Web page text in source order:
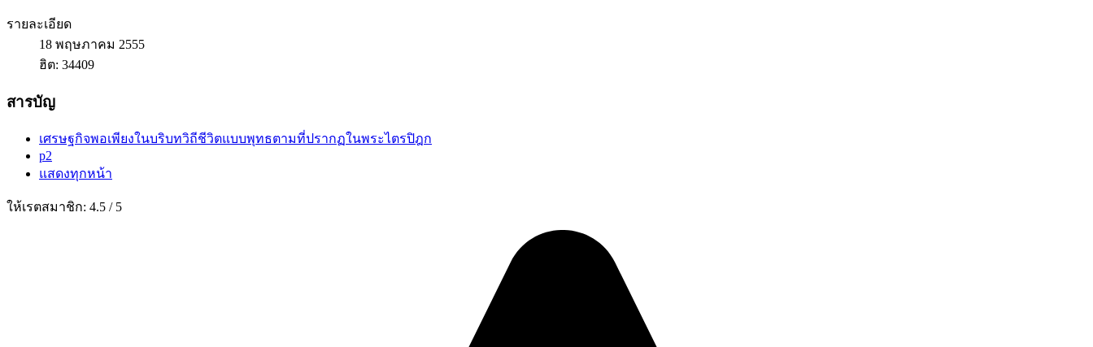
รายละเอียด
18 พฤษภาคม 2555
ฮิต: 34409
สารบัญ
เศรษฐกิจพอเพียงในบริบทวิถีชีวิตแบบพุทธตามที่ปรากฏในพระไตรปิฎก
p2
แสดงทุกหน้า
ให้เรตสมาชิก: 4.5 / 5